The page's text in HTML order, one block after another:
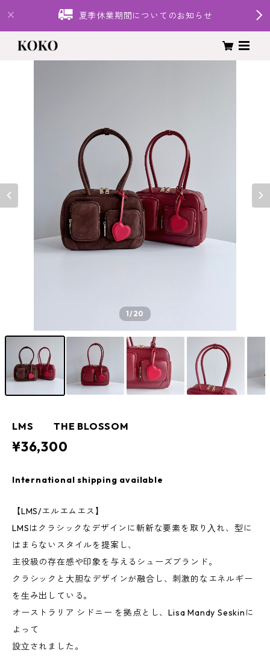
夏季休業期間についてのお知らせ
1/20
LMS THE BLOSSOM
¥36,300
International shipping available
【LMS/エルエムエス】
LMSはクラシックなデザインに斬新な要素を取り⼊れ、型に
はまらないスタイルを提案し、
主役級の存在感や印象を与えるシューズブランド。
クラシックと⼤胆なデザインが融合し、刺激的なエネルギー
を⽣み出している。
オーストラリア シドニー を拠点とし、Lisa Mandy Seskinに
よって
設⽴されました。